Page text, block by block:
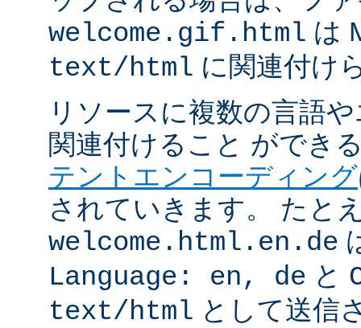
welcome.gif.html は
text/html に関連付け
リソースに複数の言語
関連付けること ができ
テントエンコーディング
されていきます。 たと
welcome.html.en.de
Language: en, de と
text/html として送信